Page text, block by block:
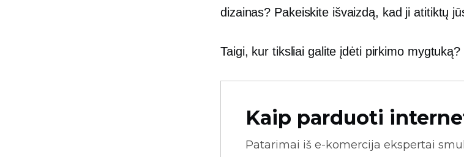
dizainas? Pakeiskite išvaizdą, kad ji atitiktų
Taigi, kur tiksliai galite įdėti pirkimo
Kaip parduoti
Patarimai iš e-komercija ekspertai